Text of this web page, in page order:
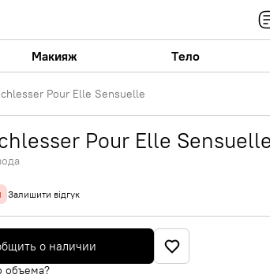
Макияж Тело
Pour Elle Sensuelle
Pour Elle Sensuelle
Залишити відгук
о наличии
объема?